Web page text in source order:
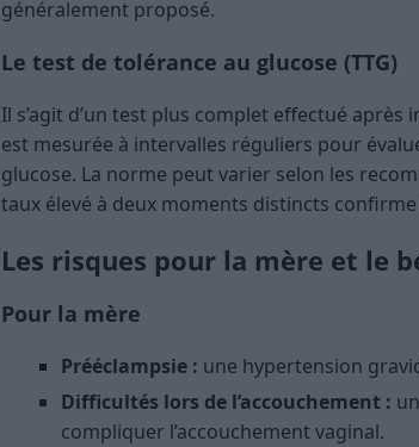
généralement proposé.
Le test de tolérance au glucose (TTG)
Il s’agit d’un test plus complet effectué
est mesurée à intervalles réguliers pour
glucose. La norme peut varier selon les
taux élevé à deux moments distincts
Les risques pour la mère et le
Pour la mère
Prééclampsie : une hypertension
Difficultés lors de l’accouchement :
compliquer l’accouchement vaginal.